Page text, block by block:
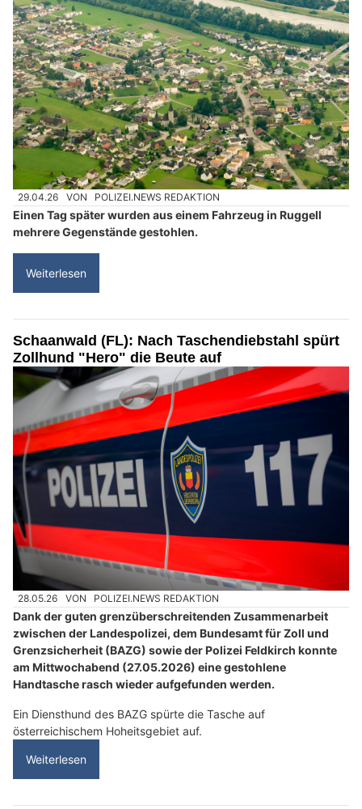
29.04.26 VON POLIZEI.NEWS REDAKTION
Einen Tag später wurden aus einem Fahrzeug in Ruggell
mehrere Gegenstände gestohlen.
Weiterlesen
Schaanwald (FL): Nach Taschendiebstahl spürt
Zollhund "Hero" die Beute auf
28.05.26 VON POLIZEI.NEWS REDAKTION
Dank der guten grenzüberschreitenden Zusammenarbeit
zwischen der Landespolizei, dem Bundesamt für Zoll und
Grenzsicherheit (BAZG) sowie der Polizei Feldkirch konnte
am Mittwochabend (27.05.2026) eine gestohlene
Handtasche rasch wieder aufgefunden werden.
Ein Diensthund des BAZG spürte die Tasche auf
österreichischem Hoheitsgebiet auf.
Weiterlesen